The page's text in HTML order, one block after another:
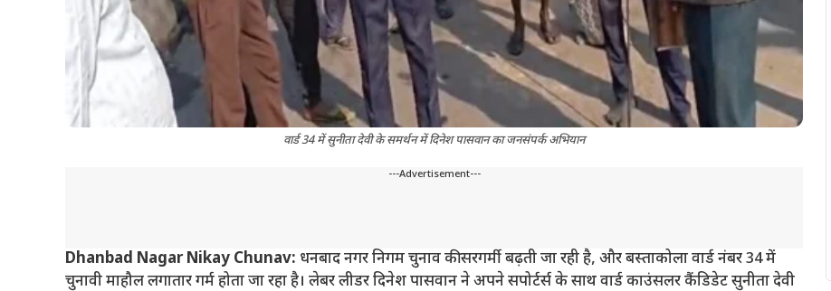
वार्ड 34 में सुनीता देवी के समर्थन में दिनेश पासवान का जनसंपर्क अभियान
---Advertisement---
Dhanbad Nagar Nikay Chunav: धनबाद नगर निगम चुनाव की सरगर्मी बढ़ती जा रही है, और बस्ताकोला वार्ड नंबर 34 में
चुनावी माहौल लगातार गर्म होता जा रहा है। लेबर लीडर दिनेश पासवान ने अपने सपोर्टर्स के साथ वार्ड काउंसलर कैंडिडेट सुनीता देवी